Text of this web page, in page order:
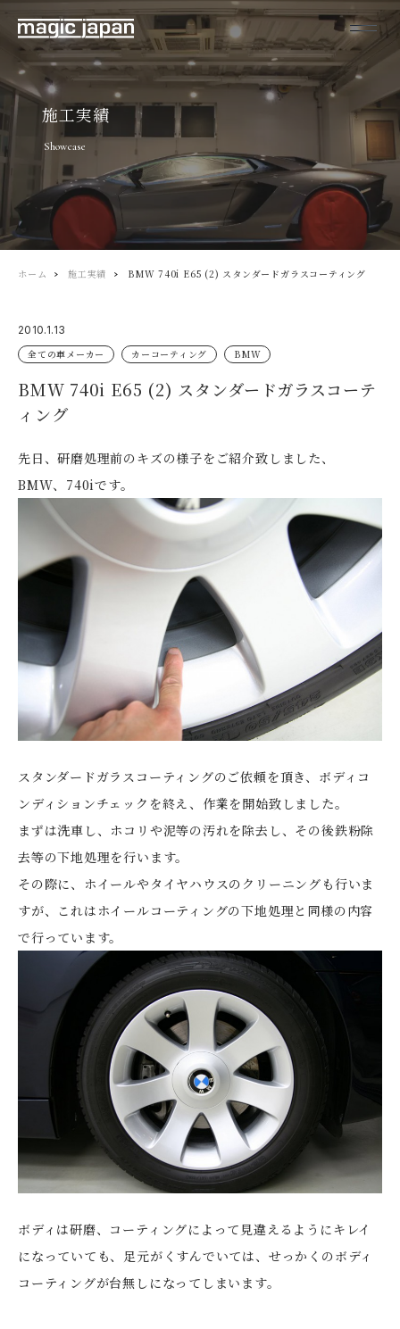
施工実績
Showcase
ホーム 施工実績 BMW 740i E65 (2) スタンダードガラスコーティング
2010.1.13
全ての車メーカー
カーコーティング BMW
BMW 740i E65 (2) スタンダードガラスコーテ
ィング
先日、研磨処理前のキズの様子をご紹介致しました、
BMW、740iです。
スタンダードガラスコーティングのご依頼を頂き、ボディコ
ンディションチェックを終え、作業を開始致しました。
まずは洗車し、ホコリや泥等の汚れを除去し、その後鉄粉除
去等の下地処理を行います。
その際に、ホイールやタイヤハウスのクリーニングも行いま
すが、これはホイールコーティングの下地処理と同様の内容
で行っています。
ボディは研磨、コーティングによって見違えるようにキレイ
になっていても、足元がくすんでいては、せっかくのボディ
コーティングが台無しになってしまいます。